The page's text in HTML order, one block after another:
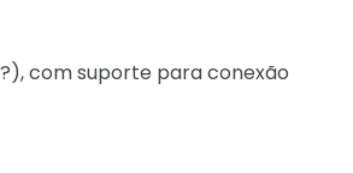
?), com suporte para conexão